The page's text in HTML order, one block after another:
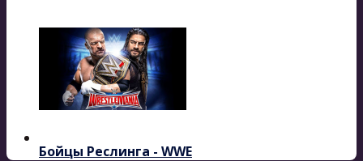
Бойцы Реслинга - WWE